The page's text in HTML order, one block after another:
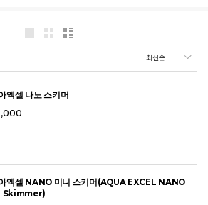
엑셀 나노 스키머
엑셀 NANO 미니 스키머(AQUA EXCEL NANO
Skimmer)